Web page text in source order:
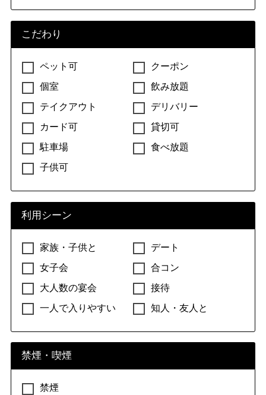
こだわり
ペット可
クーポン
個室
飲み放題
テイクアウト
デリバリー
カード可
貸切可
駐車場
食べ放題
子供可
利用シーン
家族・子供と
デート
女子会
合コン
大人数の宴会
接待
一人で入りやすい
知人・友人と
禁煙・喫煙
禁煙